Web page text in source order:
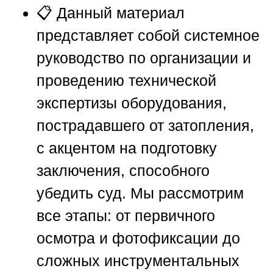
📋 Данный материал
представляет собой системное
руководство по организации и
проведению технической
экспертизы оборудования,
пострадавшего от затопления,
с акцентом на подготовку
заключения, способного
убедить суд. Мы рассмотрим
все этапы: от первичного
осмотра и фотофиксации до
сложных инструментальных